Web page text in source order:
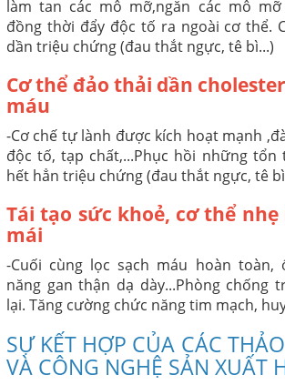
làm tan các mô mỡ,ngăn các mô
đồng thời đẩy độc tố ra ngoài cơ thể.
dần triệu chứng (đau thắt ngực, tê bì...)
Cơ thể đảo thải dần
máu
-Cơ chế tự lành được kích hoạt mạnh
độc tố, tạp chất,...Phục hồi những tổn
hết hẳn triệu chứng (đau thắt ngực, tê
Tái tạo sức khoẻ, cơ thể
mái
-Cuối cùng lọc sạch máu hoàn toàn,
năng gan thận dạ dày...Phòng chống
lại. Tăng cường chức năng tim mạch,
SỰ KẾT HỢP CỦA CÁC
VÀ CÔNG NGHỆ SẢN XUẤT